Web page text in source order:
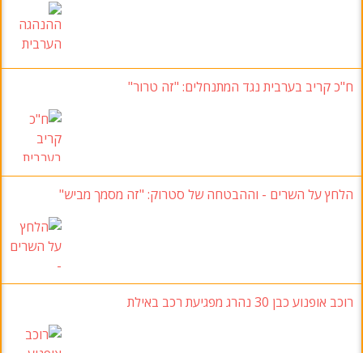
ח"כ קריב בערבית נגד המתנחלים: "זה טרור"
הלחץ על השרים - וההבטחה של סטרוק: "זה מסמך מביש"
רוכב אופנוע כבן 30 נהרג מפגיעת רכב באילת